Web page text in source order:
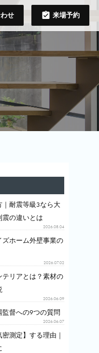
せ 来場予約
耐震等級3なら大
の違いとは
2026.08.04
ズホーム外壁事業の
2026.07.02
テリアとは？素材の
2026.06.09
監督への9つの質問
2026.06.07
測定】する理由｜